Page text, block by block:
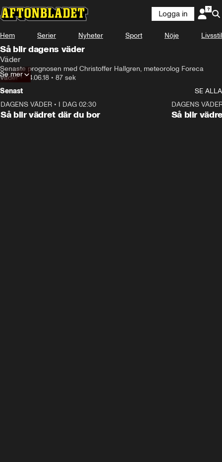
Logga in
Hem Serier Nyheter Sport Nöje Livsstil
Så blir dagens väder
Väder
Senaste prognosen med Christoffer Hallgren, meteorolog Foreca
Väder• 04.06.18 • 87 sek
Se mer
Senast
SE ALLA
DAGENS VÄDER • I DAG 02:30
Så blir vädret där du bor
DAGENS
Så blir